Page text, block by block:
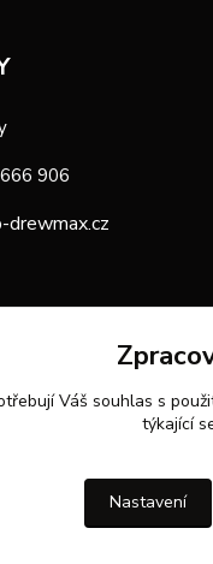
906
drewmax.cz
Váš souhlas s
týkající
Nastavení